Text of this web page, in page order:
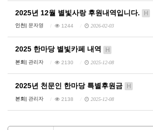
2025년 12월 별빛사랑 후원내역입니다. H
인천| 문자영 1244 2026-02-03
2025 한마당 별빛카페 내역 H
본회| 관리자 2130 2025-12-08
2025년 천문인 한마당 특별후원금 H
본회| 관리자 2138 2025-12-08